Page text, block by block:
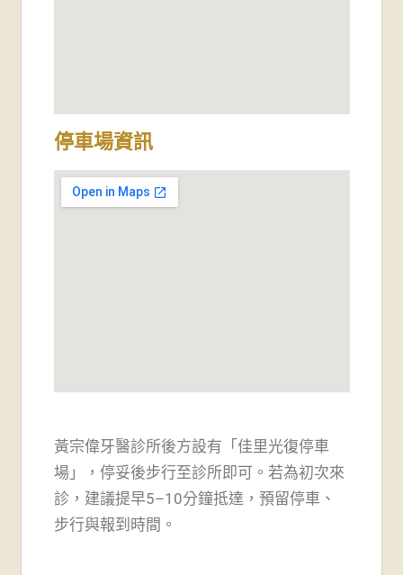
停車場資訊
黃宗偉牙醫診所後方設有「佳里光復停車
場」， 停妥後步行至診所即可。若為初次來
診，建議提早5–10分鐘抵達，預留停車、
步行與報到時間。